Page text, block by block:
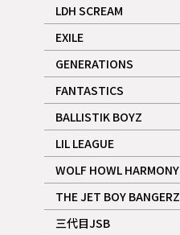
LDH SCREAM
記事
EXILE
記事
GENERATIONS
記事
FANTASTICS
記事
BALLISTIK BOYZ
記事
LIL LEAGUE
記事
WOLF HOWL HARMONY
記事
THE JET BOY BANGERZ
記事
三代目JSB